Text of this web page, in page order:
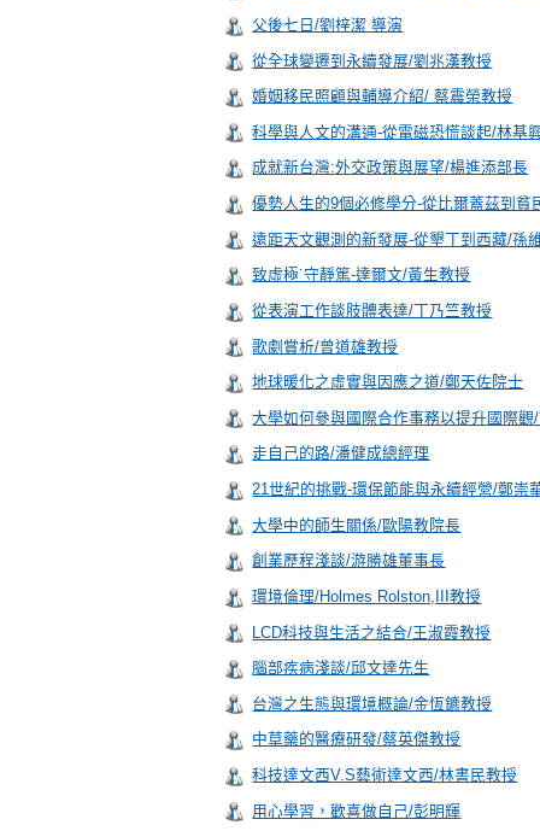
父後七日/劉梓潔 導演
從全球變遷到永續發展/劉兆漢教授
婚姻移民照顧與輔導介紹/ 蔡震榮教授
科學與人文的溝通-從電磁恐慌談起/林基
成就新台灣:外交政策與展望/楊進添部長
優勢人生的9個必修學分-從比爾蓋茲到貧
遠距天文觀測的新發展-從墾丁到西藏/孫
致虛極˙守靜篤-達爾文/黃生教授
從表演工作談肢體表達/丁乃竺教授
歌劇賞析/曾道雄教授
地球暖化之虛實與因應之道/鄭天佐院士
大學如何參與國際合作事務以提升國際觀
走自己的路/潘健成總經理
21世紀的挑戰-環保節能與永續經營/鄭崇
大學中的師生關係/歐陽教院長
創業歷程淺談/游勝雄董事長
環境倫理/Holmes Rolston,III教授
LCD科技與生活之結合/王淑霞教授
腦部疾病淺談/邱文達先生
台灣之生態與環境概論/金恆鑣教授
中草藥的醫療研發/蔡英傑教授
科技達文西V.S藝術達文西/林書民教授
用心學習，歡喜做自己/彭明輝